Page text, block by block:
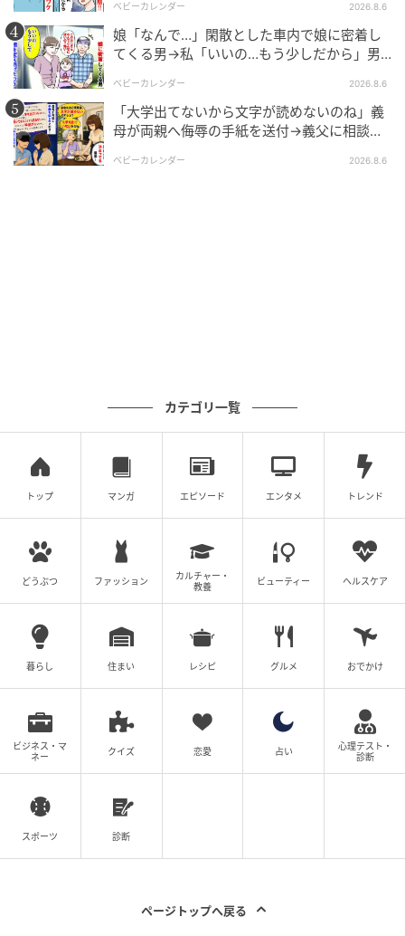
※この漫画はママスタに寄せられた体験談やご意見を
元に作成しています。
元記事で読む
次の記事
【父「土下座しろ！」の10年後】親と絶縁。
ベビーカレンダー 2026.8.6
娘「なんで…」閑散とした車内で娘に密着し
てくる男→私「いいの…もう少しだから」男
ベビーカレンダー 2026.8.6
「大学出てないから文字が読めないのね」義
母が両親へ侮辱の手紙を送付→義父に相談
ベビーカレンダー 2026.8.6
カテゴリ一覧
トップ マンガ エピソード エンタメ トレンド
どうぶつ ファッション
カルチャー・
教養
ビューティー ヘルスケア
暮らし 住まい レシピ グルメ おでかけ
ビジネス・マ
ネー
クイズ 恋愛 占い
心理テスト・
診断
スポーツ 診断
ページトップへ戻る